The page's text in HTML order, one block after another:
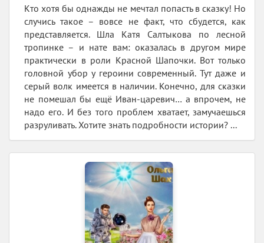
Кто хотя бы однажды не мечтал попасть в сказку! Но
случись такое – вовсе не факт, что сбудется, как
представляется. Шла Катя Салтыкова по лесной
тропинке – и нате вам: оказалась в другом мире
практически в роли Красной Шапочки. Вот только
головной убор у героини современный. Тут даже и
серый волк имеется в наличии. Конечно, для сказки
не помешал бы ещё Иван-царевич… а впрочем, не
надо его. И без того проблем хватает, замучаешься
разруливать. Хотите знать подробности истории? ...